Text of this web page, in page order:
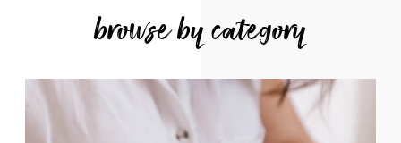
browse by category